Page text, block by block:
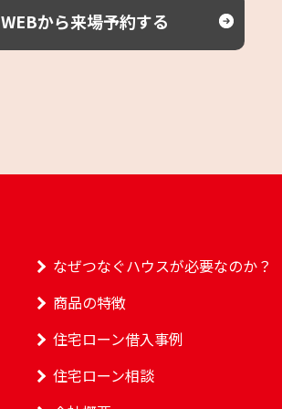
WEBから来場予約する
なぜつなぐハウスが必要なのか？
商品の特徴
住宅ローン借入事例
住宅ローン相談